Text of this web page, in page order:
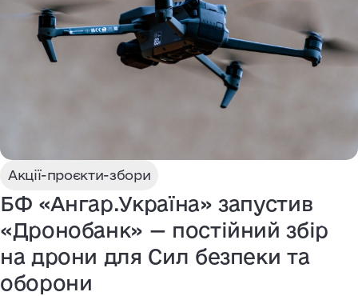
Акції-проєкти-збори
БФ «Ангар.Україна» запустив
«Дронобанк» — постійний збір
на дрони для Сил безпеки та
оборони